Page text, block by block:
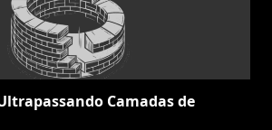
Camadas de